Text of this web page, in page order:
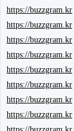
https://buzzgram.kr
https://buzzgram.kr
https://buzzgram.kr
https://buzzgram.kr
https://buzzgram.kr
https://buzzgram.kr
https://buzzgram.kr
https://buzzgram.kr